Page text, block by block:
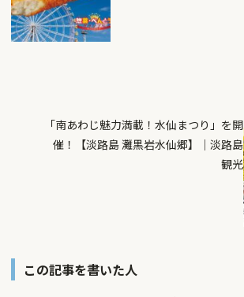
「南あわじ魅力満載！水仙まつり」を開
催！【淡路島 灘黒岩水仙郷】｜淡路島
観光
この記事を書いた人